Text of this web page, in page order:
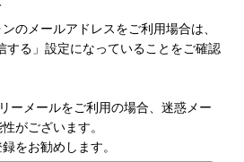
のメールアドレスをご利用場合は、
する」設定になっていることをご確認
ーメールをご利用の場合、迷惑メー
がございます。
をお勧めします。